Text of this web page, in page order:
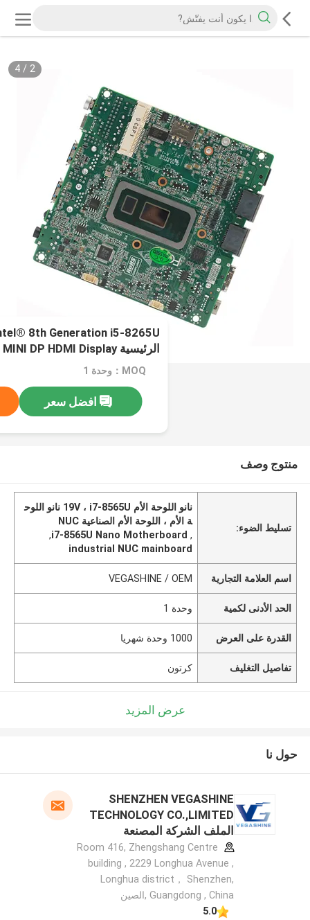
2
/
4
الرئيسية MINI DP HDMI Display شبكة LAN مزدوجة
MOQ：وحدة 1
افضل سعر
منتوج وصف
تسليط الضوء:
نانو اللوحة الأم 19V ، i7-8565U نانو اللوح
ة الأم ، اللوحة الأم الصناعية NUC
,
i7-8565U Nano Motherboard
,
industrial NUC mainboard
اسم العلامة التجارية VEGASHINE / OEM
الحد الأدنى لكمية وحدة 1
القدرة على العرض 1000 وحدة شهريا
تفاصيل التغليف كرتون
عرض المزيد
حول نا
SHENZHEN VEGASHINE
TECHNOLOGY CO.,LIMITED
الملف الشركة المصنعة
Room 416, Zhengshang Centre
building , 2229 Longhua Avenue ,
Longhua district， Shenzhen,
Guangdong , China ,الصين
5.0